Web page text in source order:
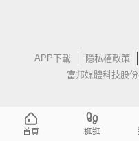
APP下載 隱私權政策
富邦媒體科技股
首頁 逛逛